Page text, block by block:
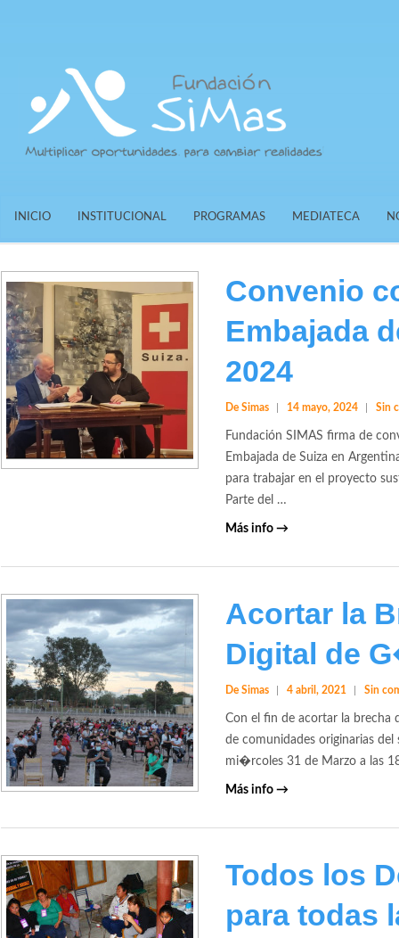
INICIO INSTITUCIONAL PROGRAMAS MEDIATECA
Convenio
Embajada
2024
De Simas 14 mayo, 2024 Sin
Fundación SIMAS firma de
Embajada de Suiza en
para trabajar en el proyecto
Parte del …
Más info →
Acortar la
Digital de
De Simas 4 abril, 2021 Sin
Con el fin de acortar la brecha
de comunidades originarias
mi�rcoles 31 de Marzo a las
Más info →
Todos los
para todas